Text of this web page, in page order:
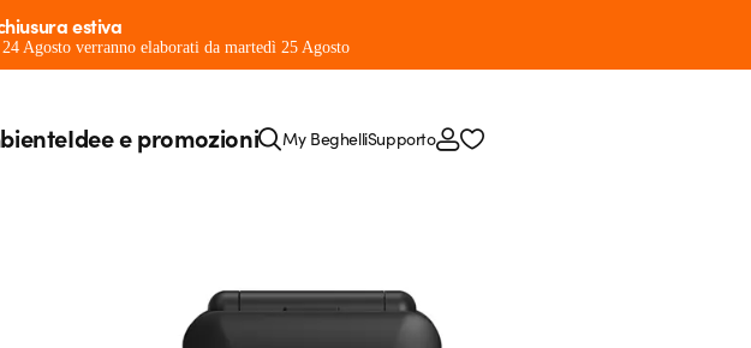
estiva
Agosto verranno elaborati da martedì 25 Agosto
Idee e promozioni My BeghelliSupporto